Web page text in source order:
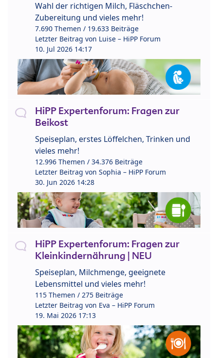
Wahl der richtigen Milch, Fläschchen-
Zubereitung und vieles mehr!
7.690 Themen / 19.633 Beiträge
Letzter Beitrag von Luise – HiPP Forum
10. Jul 2026 14:17
HiPP Expertenforum: Fragen zur
Beikost
Speiseplan, erstes Löffelchen, Trinken und
vieles mehr!
12.996 Themen / 34.376 Beiträge
Letzter Beitrag von Sophia – HiPP Forum
30. Jun 2026 14:28
HiPP Expertenforum: Fragen zur
Kleinkindernährung | NEU
Speiseplan, Milchmenge, geeignete
Lebensmittel und vieles mehr!
115 Themen / 275 Beiträge
Letzter Beitrag von Eva – HiPP Forum
19. Mai 2026 17:13